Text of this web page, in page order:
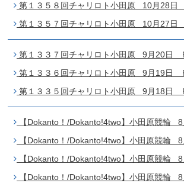
第１３５８回チャリロト小田原 10月28日
第１３５７回チャリロト小田原 10月27日
第１３３７回チャリロト小田原 9月20日
第１３３６回チャリロト小田原 9月19日
第１３３５回チャリロト小田原 9月18日
【Dokanto！/Dokanto!4two】小田原競輪
【Dokanto！/Dokanto!4two】小田原競輪
【Dokanto！/Dokanto!4two】小田原競輪
【Dokanto！/Dokanto!4two】小田原競輪